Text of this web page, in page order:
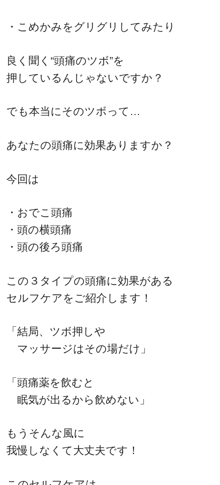
・こめかみをグリグリしてみたり
良く聞く“頭痛のツボ”を
押しているんじゃないですか？
でも本当にそのツボって…
あなたの頭痛に効果ありますか？
今回は
・おでこ頭痛
・頭の横頭痛
・頭の後ろ頭痛
この３タイプの頭痛に効果がある
セルフケアをご紹介します！
「結局、ツボ押しや
マッサージはその場だけ」
「頭痛薬を飲むと
眠気が出るから飲めない」
もうそんな風に
我慢しなくて大丈夫です！